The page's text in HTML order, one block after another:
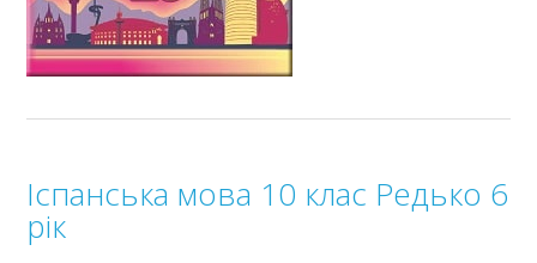
Іспанська мова 10 клас Редько 6
рік